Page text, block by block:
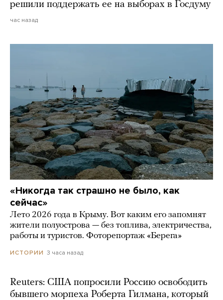
решили поддержать ее на выборах в Госдуму
час назад
«Никогда так страшно не было, как
сейчас»
Лето 2026 года в Крыму. Вот каким его запомнят
жители полуострова — без топлива, электричества,
работы и туристов. Фоторепортаж «Берега»
ИСТОРИИ 3 часа назад
Reuters: США попросили Россию освободить
бывшего морпеха Роберта Гилмана, который